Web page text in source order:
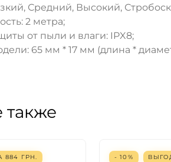
Средний, Высокий,
2 метра;
от пыли и влаги: IPX8;
65 мм * 17 мм (длина *
также
884 ГРН. - 10%